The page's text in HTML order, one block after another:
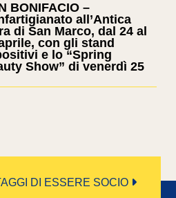
BONIFACIO –
all’Antica
di San Marco, dal 24 al
con gli stand
e lo “Spring
Show” di venerdì 25
DI ESSERE SOCIO